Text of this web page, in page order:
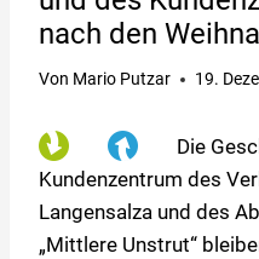
nach den
Von Mario Putzar 19.
Die
Kundenzentrum des
Langensalza und des
„Mittlere Unstrut“